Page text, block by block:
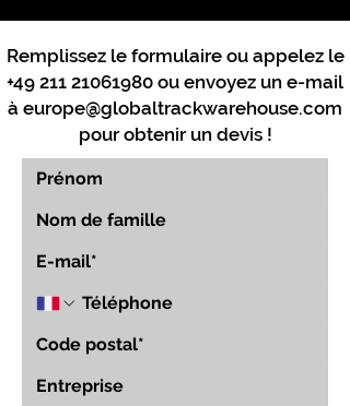
Remplissez le formulaire ou appelez le
+49 211 21061980 ou envoyez un e-mail
à europe@globaltrackwarehouse.com
pour obtenir un devis !